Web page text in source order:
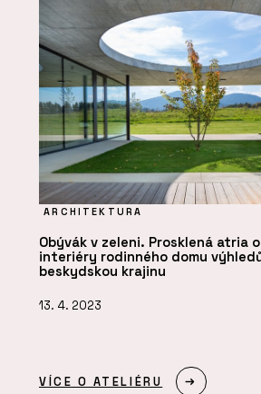
ARCHITEKTURA
Obývák v zeleni. Prosklená atria
interiéry rodinného domu
beskydskou krajinu
13. 4. 2023
VÍCE O ATELIÉRU